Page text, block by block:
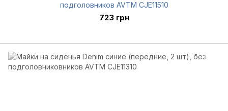
подголовников AVTM CJE11510
723 грн